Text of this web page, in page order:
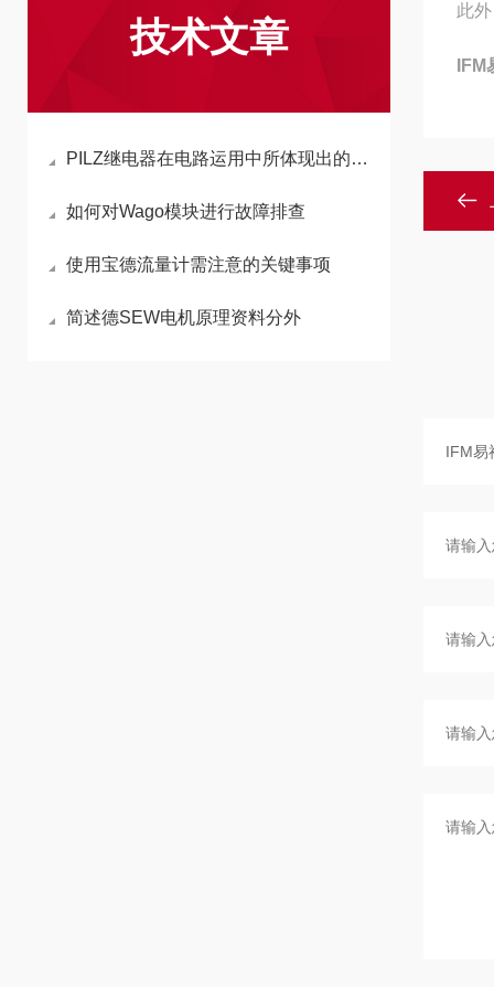
技术文章
PILZ继电器在电路运用中所体现出的功能
如何对Wago模块进行故障排查
使用宝德流量计需注意的关键事项
简述德SEW电机原理资料分外
此